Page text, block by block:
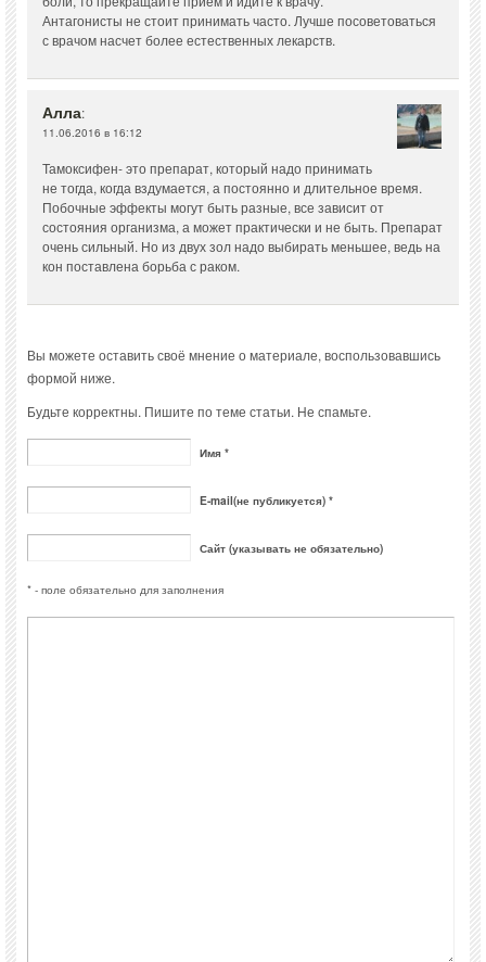
Антагонисты не стоит принимать часто. Лучше посоветоваться
с врачом насчет более естественных лекарств.
Алла:
11.06.2016 в 16:12
Тамоксифен- это препарат, который надо принимать
не тогда, когда вздумается, а постоянно и длительное время.
Побочные эффекты могут быть разные, все зависит от
состояния организма, а может практически и не быть. Препарат
очень сильный. Но из двух зол надо выбирать меньшее, ведь на
кон поставлена борьба с раком.
Вы можете оставить своё мнение о материале, воспользовавшись
формой ниже.
Будьте корректны. Пишите по теме статьи. Не спамьте.
Имя *
E-mail(не публикуется) *
Сайт (указывать не обязательно)
* - поле обязательно для заполнения